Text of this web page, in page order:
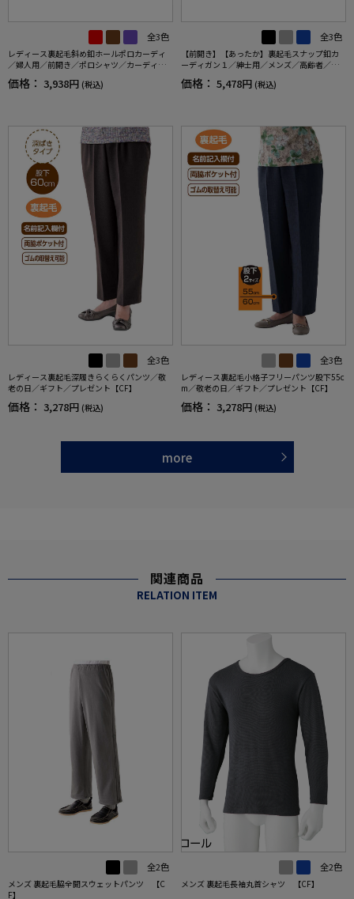
全3色
レディース裏起毛斜め釦ホールポロカーディ
／婦人用／前開き／ポロシャツ／カーディガ
ン【CF】
価格： 3,938円 (税込)
全3色
【前開き】【あったか】裏起毛スナップ釦カ
ーディガン１／紳士用／メンズ／高齢者／シ
ニア／秋冬／着脱しやすいギフト／ギフト／
プレゼント【CF】
価格： 5,478円 (税込)
全3色
レディース裏起毛深履きらくらくパンツ／敬
老の日／ギフト／プレゼント【CF】
価格： 3,278円 (税込)
全3色
レディース裏起毛小格子フリーパンツ股下55c
m／敬老の日／ギフト／プレゼント【CF】
価格： 3,278円 (税込)
more
関連商品
RELATION ITEM
全2色
メンズ 裏起毛脇全開スウェットパンツ 【C
F】
全2色
メンズ 裏起毛長袖丸首シャツ 【CF】